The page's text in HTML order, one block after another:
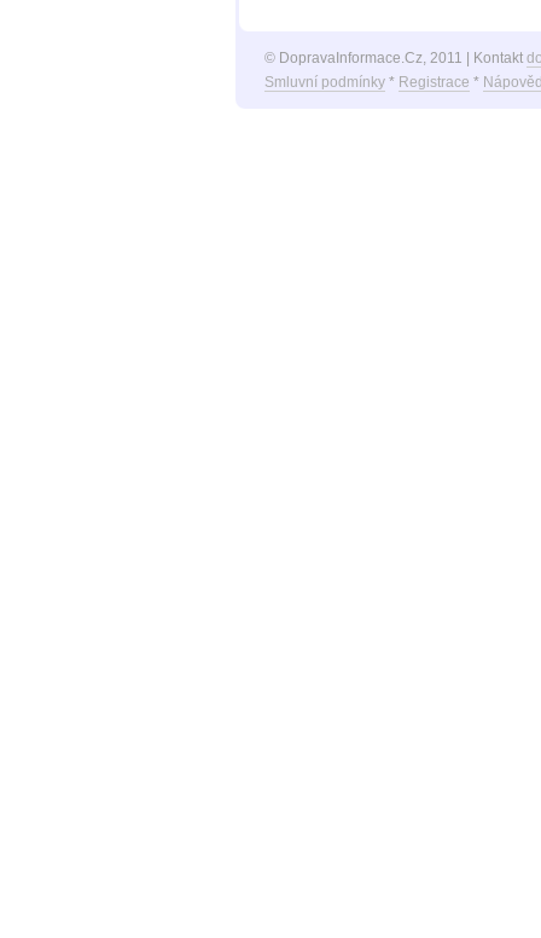
© DopravaInformace.Cz, 2011 | Kontakt
Smluvní podmínky* Registrace *